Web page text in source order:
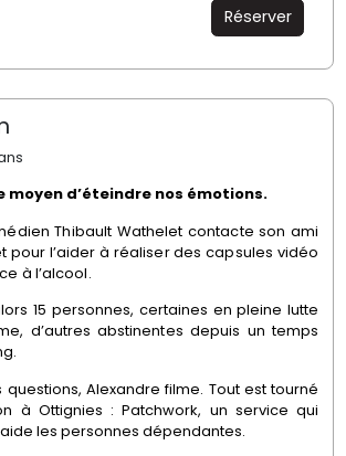
Réserver
moyen d’éteindre nos émotions.
Thibault Wathelet contacte son ami
pour l’aider à réaliser des capsules vidéo
à l’alcool.
15 personnes, certaines en pleine lutte
d’autres abstinentes depuis un temps
questions, Alexandre filme. Tout est tourné
à Ottignies : Patchwork, un service qui
les personnes dépendantes.